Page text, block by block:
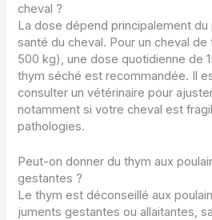
cheval ?
La dose dépend principalement du
santé du cheval. Pour un cheval
500 kg), une dose quotidienne de
thym séché est recommandée. Il
consulter un vétérinaire pour
notamment si votre cheval est
pathologies.
Peut-on donner du thym aux
gestantes ?
Le thym est déconseillé aux
juments gestantes ou allaitantes,